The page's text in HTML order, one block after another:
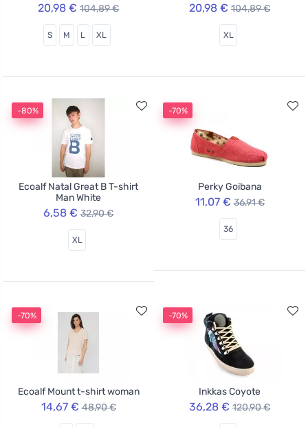
20,98 € 104,89 €
S M L XL
20,98 € 104,89 €
XL
-80%
Ecoalf Natal Great B T-shirt
Man White
6,58 € 32,90 €
XL
-70%
Perky Goibana
11,07 € 36,91 €
36
-70%
Ecoalf Mount t-shirt woman
14,67 € 48,90 €
-70%
Inkkas Coyote
36,28 € 120,90 €